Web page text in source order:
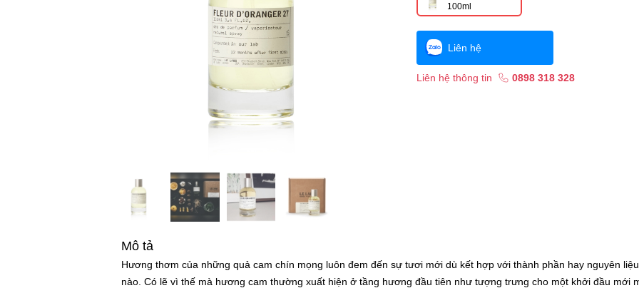
100ml
Liên hệ
Liên hệ thông tin 0898 318 328
Mô tả
Hương thơm của những quả cam chín mọng luôn đem đến sự tươi mới dù kết hợp với thành phần hay nguyên liệu
nào. Có lẽ vì thế mà hương cam thường xuất hiện ở tầng hương đầu tiên như tượng trưng cho một khởi đầu mới